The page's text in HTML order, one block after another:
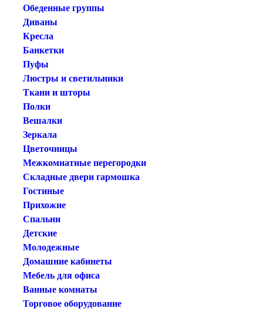
Обеденные группы
Диваны
Кресла
Банкетки
Пуфы
Люстры и светильники
Ткани и шторы
Полки
Вешалки
Зеркала
Цветочницы
Межкомнатные перегородки
Складные двери гармошка
Гостиные
Прихожие
Спальни
Детские
Молодежные
Домашние кабинеты
Мебель для офиса
Ванные комнаты
Торговое оборудование